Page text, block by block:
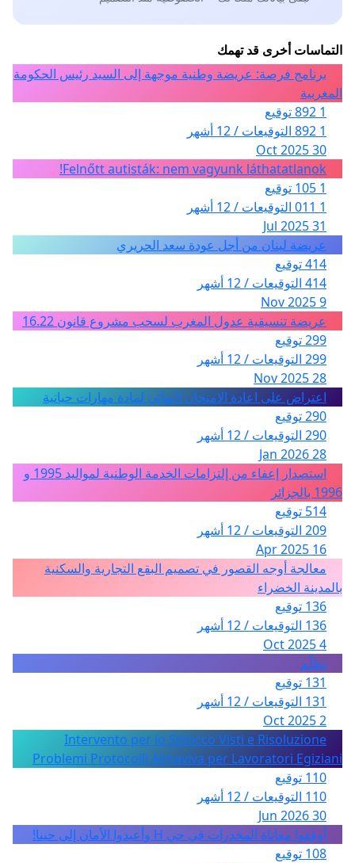
تقف كذلك وراء عدم تفعيل طلب التحديد الإداري لجماعتنا
الحالي، بما في ذلك عدم تفعيل طلب التحديد الإداري، وكذا عن
الخطوات التي نحتفظ بحق اللجوء إليها داخل وخارج المغرب
لإسماع مظالمنا.
وتفضلوا بقبول فائق التقدير والإحترام
المرفقات
1. قرار مجلس الوصاية الصادر سنة 1996.
2. نسخة من المرسوم رقم 2.19.537 المعلن عن تاريخ افتتاح
عملية التحديد الإداري للعقار المدعو "أراضي الجموع لتدفالت"
بالجريدة الرسمية عدد 6799 بتاريخ 29/07/2019،
3. نسخة من المرسوم رقم 2.20.232 المحدد لتاريخ افتتاح عملية
التحديد الإداري للعقار المدعو:" أراضي الجموع لقبيلة تغزوت
واكديم القطعة 2 " بالجريدة الرسمية عدد 1995 بتاريخ 6/4/2020.
تنويه: تم توجيه نسخة من هذه الشكاية الى السادة وسيط المملكة،
وزير الداخلية.
ذوي حقوق الجماعة السلالية حارة اليمين تودغى السفلى
التماسات أخرى قد تهمك
برنامج فرصة: عريضة وطنية موجهة إلى السيد رئيس الحكومة
المغربية
1 892 توقيع
1 892 التوقيعات / 12 أشهر
30 Oct 2025
Felnőtt autisták: nem vagyunk láthatatlanok!
1 105 توقيع
1 011 التوقيعات / 12 أشهر
31 Jul 2025
عريضة لبنان من أجل عودة سعد الحريري
414 توقيع
414 التوقيعات / 12 أشهر
9 Nov 2025
عريضة تنسيقية عدول المغرب لسحب مشروع قانون 16.22
299 توقيع
299 التوقيعات / 12 أشهر
28 Nov 2025
اعتراض على اعادة الامتحان النهائي لمادة مهارات حياتية
290 توقيع
290 التوقيعات / 12 أشهر
28 Jan 2026
استصدار إعفاء من إلتزامات الخدمة الوطنية لمواليد 1995 و
1996 بالجزائر
514 توقيع
209 التوقيعات / 12 أشهر
16 Apr 2025
معالجة أوجه القصور في تصميم البقع التجارية والسكنية
بالمدينة الخضراء
136 توقيع
136 التوقيعات / 12 أشهر
4 Oct 2025
تظلّم
131 توقيع
131 التوقيعات / 12 أشهر
2 Oct 2025
Intervento per lo Sblocco Visti e Risoluzione
Problemi Protocolli Almaviva per Lavoratori Egiziani
110 توقيع
110 التوقيعات / 12 أشهر
30 Jun 2026
أوقفوا معاناة المخدرات في حي H وأعيدوا الأمان إلى حينا!
108 توقيع